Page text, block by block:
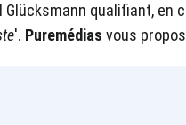
Glücksmann qualifiant, en
'. Puremédias vous